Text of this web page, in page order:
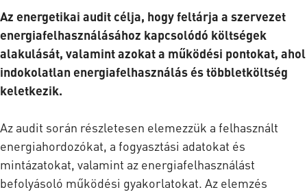
Az energetikai audit célja, hogy feltárja a szervezet
energiafelhasználásához kapcsolódó költségek
alakulását, valamint azokat a működési pontokat, ahol
indokolatlan energiafelhasználás és többletköltség
keletkezik.
Az audit során részletesen elemezzük a felhasznált
energiahordozókat, a fogyasztási adatokat és
mintázatokat, valamint az energiafelhasználást
befolyásoló működési gyakorlatokat. Az elemzés